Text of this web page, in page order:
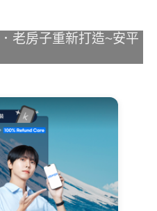
老房子重新打造~安平